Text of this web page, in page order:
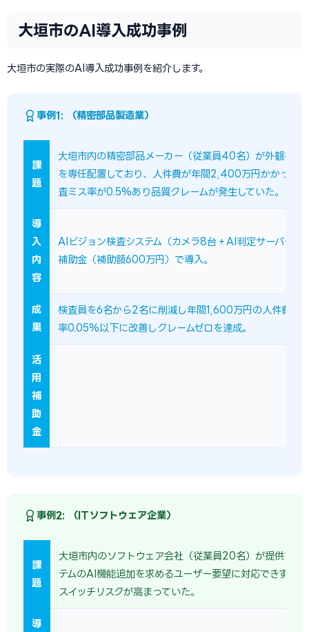
大垣市のAI導入成功事例
大垣市の実際のAI導入成功事例を紹介します。
事例1: （精密部品製造業）
課
題
大垣市内の精密部品メーカー（従業員40名）が外観検査
を専任配置しており、人件費が年間2,400万円かかって
査ミス率が0.5%あり品質クレームが発生していた。
導
入
内
容
AIビジョン検査システム（カメラ8台＋AI判定サーバー）
補助金（補助額600万円）で導入。
成
果
検査員を6名から2名に削減し年間1,600万円の人件費削
率0.05%以下に改善しクレームゼロを達成。
活
用
補
助
金
事例2: （ITソフトウェア企業）
課
題
大垣市内のソフトウェア会社（従業員20名）が提供する
テムのAI機能追加を求めるユーザー要望に対応できず、競
スイッチリスクが高まっていた。
導